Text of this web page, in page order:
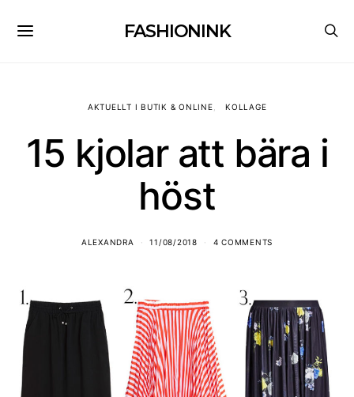
FASHIONINK
AKTUELLT I BUTIK & ONLINE KOLLAGE
15 kjolar att bära i
höst
ALEXANDRA 11/08/2018 4 COMMENTS